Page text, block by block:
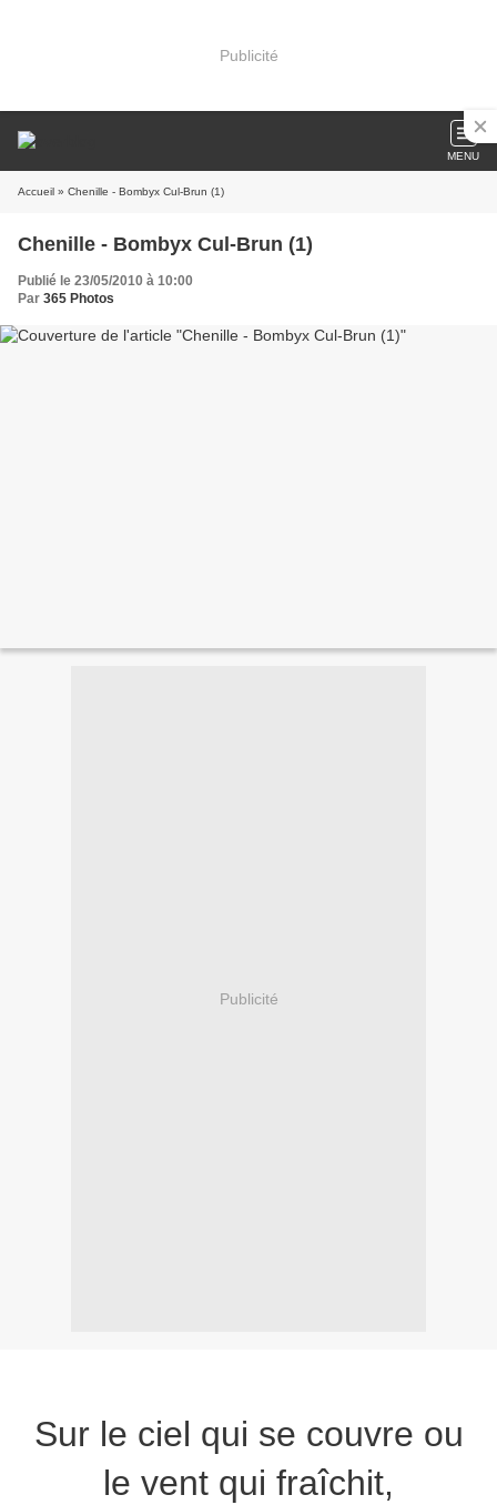
Publicité
MENU
Accueil » Chenille - Bombyx Cul-Brun (1)
Chenille - Bombyx Cul-Brun (1)
Publié le 23/05/2010 à 10:00
Par 365 Photos
Publicité
Sur le ciel qui se couvre ou
le vent qui fraîchit,